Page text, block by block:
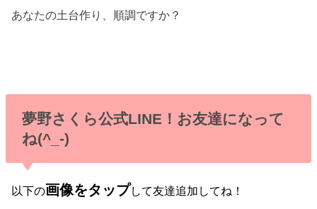
あなたの土台作り、順調ですか？
夢野さくら公式LINE！お友達になって
ね(^_-)
以下の画像をタップして友達追加してね！